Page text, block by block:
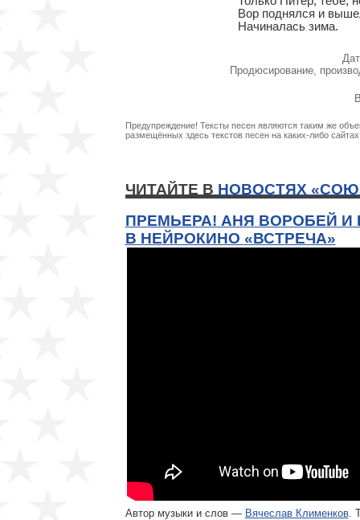
Вор поднялся и
Начиналась зима.
Продюсирование,
Предупреждение! Тексты песен являются таким же
размещённых здесь текстов песен на каких-либо
ЧИТАЙТЕ В НОВОСТЯХ
ПРЕМЬЕРА! АНЯ ВОРОБЕЙ
В НЕЙРОКИНО «ВСТРЕЧА»
Автор музыки и слов — Вячеслав Клименков.